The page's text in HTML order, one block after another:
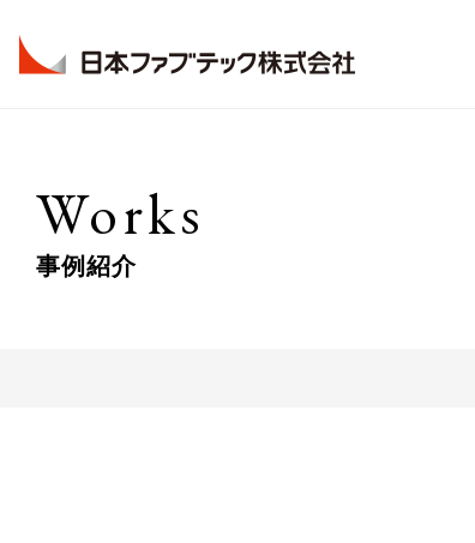
Company
Business
Technology
Works
事例紹介